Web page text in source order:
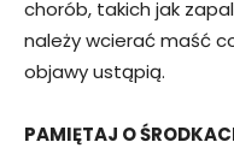
chorób, takich jak
należy wcierać maść
objawy ustąpią.
PAMIĘTAJ O